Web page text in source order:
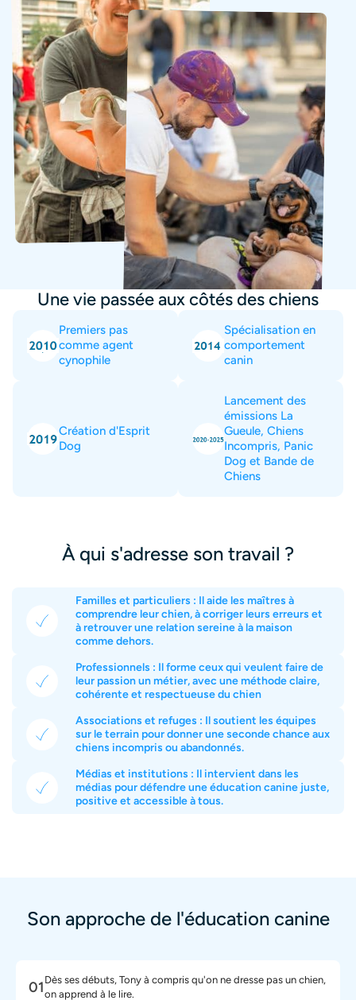
Une vie passée aux côtés des chiens
Premiers pas
comme agent
cynophile
Spécialisation en
comportement
canin
Création d'Esprit
Dog
Lancement des
émissions La
Gueule, Chiens
Incompris, Panic
Dog et Bande de
Chiens
À qui s'adresse son travail ?
Familles et particuliers : Il aide les maîtres à
comprendre leur chien, à corriger leurs erreurs et
à retrouver une relation sereine à la maison
comme dehors.
Professionnels : Il forme ceux qui veulent faire de
leur passion un métier, avec une méthode claire,
cohérente et respectueuse du chien
Associations et refuges : Il soutient les équipes
sur le terrain pour donner une seconde chance aux
chiens incompris ou abandonnés.
Médias et institutions : Il intervient dans les
médias pour défendre une éducation canine juste,
positive et accessible à tous.
Son approche de l'éducation canine
01 Dès ses débuts, Tony à compris qu'on ne dresse pas un chien,
on apprend à le lire.